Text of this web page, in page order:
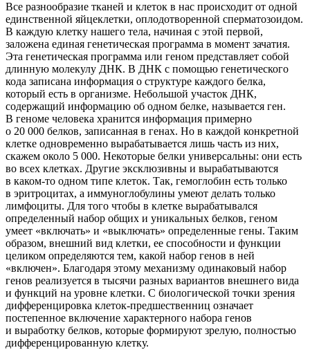
Все разнообразие тканей и клеток в нас происходит от одной
единственной яйцеклетки, оплодотворенной сперматозоидом.
В каждую клетку нашего тела, начиная с этой первой,
заложена единая генетическая программа в момент зачатия.
Эта генетическая программа или геном представляет собой
длинную молекулу ДНК. В ДНК с помощью генетического
кода записана информация о структуре каждого белка,
который есть в организме. Небольшой участок ДНК,
содержащий информацию об одном белке, называется ген.
В геноме человека хранится информация примерно
о 20 000 белков, записанная в генах. Но в каждой конкретной
клетке одновременно вырабатывается лишь часть из них,
скажем около 5 000. Некоторые белки универсальны: они есть
во всех клетках. Другие эксклюзивны и вырабатываются
в каком-то одном типе клеток. Так, гемоглобин есть только
в эритроцитах, а иммуноглобулины умеют делать только
лимфоциты. Для того чтобы в клетке вырабатывался
определенный набор общих и уникальных белков, геном
умеет «включать» и «выключать» определенные гены. Таким
образом, внешний вид клетки, ее способности и функции
целиком определяются тем, какой набор генов в ней
«включен». Благодаря этому механизму одинаковый набор
генов реализуется в тысячи разных вариантов внешнего вида
и функций на уровне клетки. С биологической точки зрения
дифференцировка клеток-предшественниц означает
постепенное включение характерного набора генов
и выработку белков, которые формируют зрелую, полностью
дифференцированную клетку.